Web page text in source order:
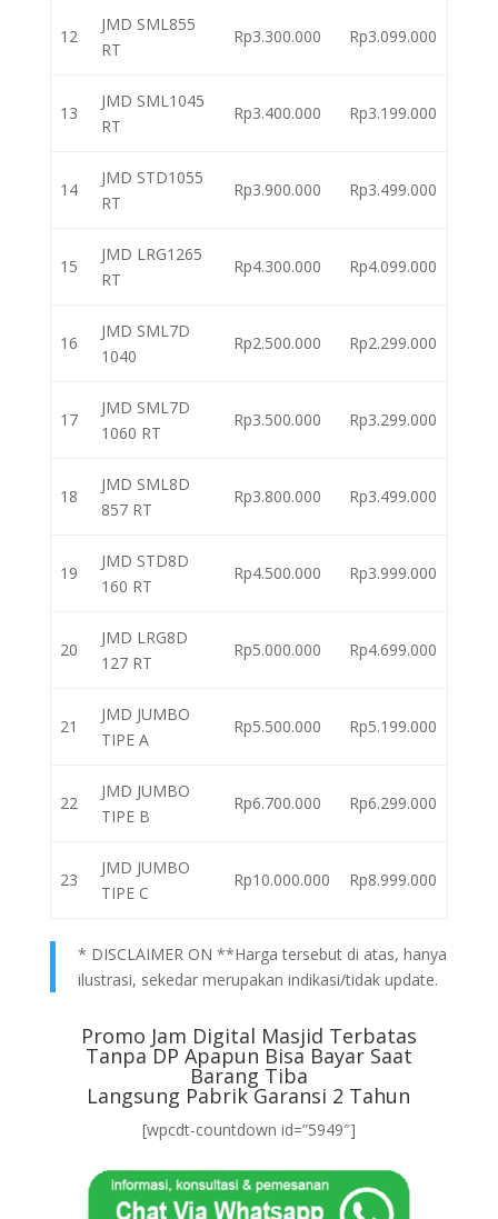
12
JMD SML855
RT
Rp3.300.000 Rp3.099.000
13
JMD SML1045
RT
Rp3.400.000 Rp3.199.000
14
JMD STD1055
RT
Rp3.900.000 Rp3.499.000
15
JMD LRG1265
RT
Rp4.300.000 Rp4.099.000
16
JMD SML7D
1040
Rp2.500.000 Rp2.299.000
17
JMD SML7D
1060 RT
Rp3.500.000 Rp3.299.000
18
JMD SML8D
857 RT
Rp3.800.000 Rp3.499.000
19
JMD STD8D
160 RT
Rp4.500.000 Rp3.999.000
20
JMD LRG8D
127 RT
Rp5.000.000 Rp4.699.000
21
JMD JUMBO
TIPE A
Rp5.500.000 Rp5.199.000
22
JMD JUMBO
TIPE B
Rp6.700.000 Rp6.299.000
23
JMD JUMBO
TIPE C
Rp10.000.000 Rp8.999.000
* DISCLAIMER ON **Harga tersebut di atas, hanya
ilustrasi, sekedar merupakan indikasi/tidak update.
Promo Jam Digital Masjid Terbatas
Tanpa DP Apapun Bisa Bayar Saat
Barang Tiba
Langsung Pabrik Garansi 2 Tahun
[wpcdt-countdown id=”5949″]